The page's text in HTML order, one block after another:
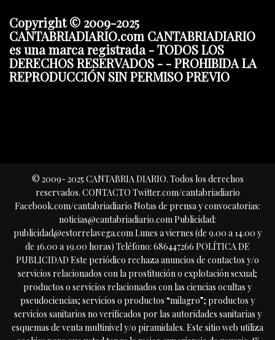
Copyright © 2009-2025
CANTABRIADIARIO.com CANTABRIADIARIO
es una marca registrada - TODOS LOS
DERECHOS RESERVADOS - - PROHIBIDA LA
REPRODUCCIÓN SIN PERMISO PREVIO
© 2009- 2025 CANTABRIA DIARIO. Todos los derechos
reservados. CONTACTO Twitter.com/cantabriadiario
Facebook.com/cantabriadiario Notas de prensa y convocatorias:
noticias@cantabriadiario.com Publicidad:
publicidad@estorrelavega.com Lunes a viernes (de 9.00 a 14.00 y
de 16.00 a 19.00 horas) Teléfono: 686447266 POLÍTICA DE
PUBLICIDAD Este periódico rechaza anuncios de contactos y/o
servicios relacionados con la prostitución o explotación sexual;
productos o servicios relacionados con las ciencias ocultas y
pseudociencias; servicios o productos “milagro”; productos y
servicios sanitarios no verificados por las autoridades sanitarias y
esquemas de venta multinivel y/o piramidales. Este sitio web utiliza